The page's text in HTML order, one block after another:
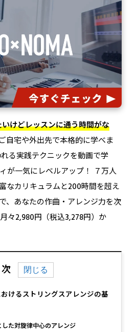
けどレッスンに通う時間がな
自宅や外出先で本格的に学べま
る実践テクニックを動画で学
が一気にレベルアップ！ ７万人
なカリキュラムと200時間を超え
、あなたの作曲・アレンジ力を次
々2,980円（税込3,278円）か
けるストリングスアレンジの基
した対旋律中心のアレンジ